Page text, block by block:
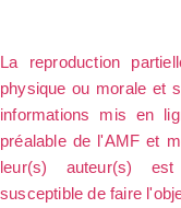
La reproduction
physique ou morale et
informations mis en
préalable de l'AMF et
leur(s) auteur(s)
susceptible de faire